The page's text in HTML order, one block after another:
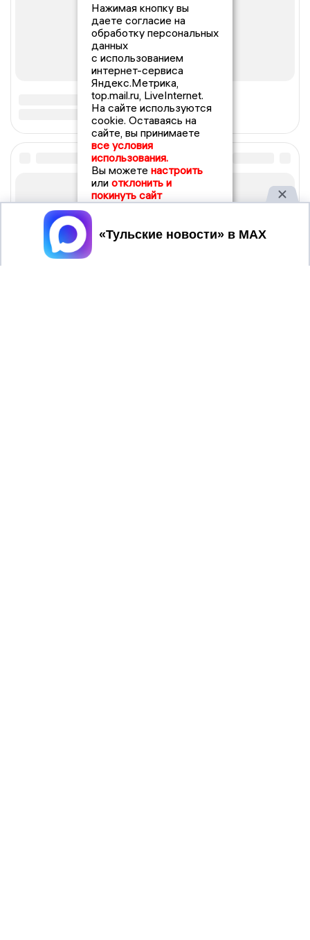
Нажимая кнопку вы
даете согласие на
обработку персональных
данных
с использованием
интернет-сервиса
Яндекс.Метрика,
top.mail.ru, LiveInternet.
На сайте используются
cookie. Оставаясь на
сайте, вы принимаете
все условия
использования.
Вы можете настроить
или отклонить и
покинуть сайт
Принять